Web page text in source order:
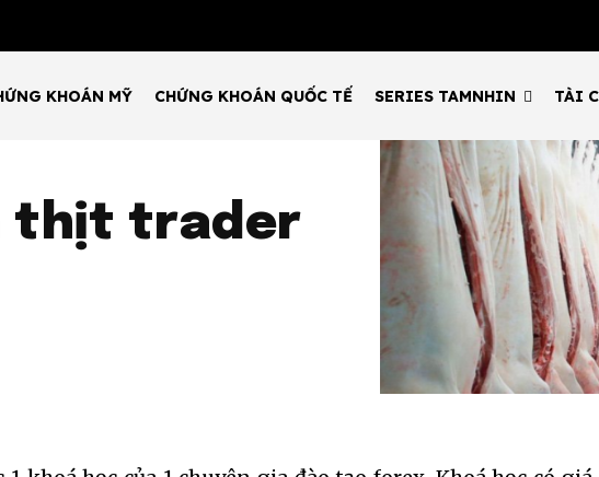
KHOÁN MỸ CHỨNG KHOÁN QUỐC TẾ SERIES TAMNHIN TÀI
thịt trader